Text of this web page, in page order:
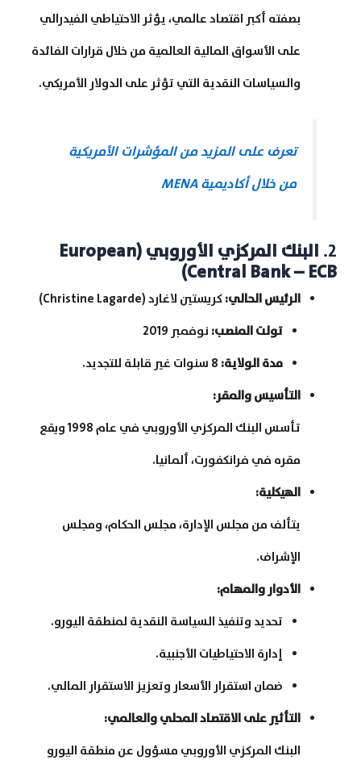
بصفته أكبر اقتصاد عالمي، يؤثر الاحتياطي الفيدرالي
على الأسواق المالية العالمية من خلال قرارات الفائدة
والسياسات النقدية التي تؤثر على الدولار الأمريكي.
تعرف على المزيد من المؤشرات الأمريكية
من خلال أكاديمية MENA
2. البنك المركزي الأوروبي (European
Central Bank – ECB)
الرئيس الحالي: كريستين لاغارد (Christine Lagarde)
تولت المنصب: نوفمبر 2019
مدة الولاية:
التأسيس والمقر:
تأسس البنك المركزي الأوروبي في عام 1998 ويقع
مقره في فرانكفورت، ألمانيا.
الهيكلية:
يتألف من مجلس الإدارة، مجلس الحكام، ومجلس
الإشراف.
الأدوار والمهام:
تحديد وتنفيذ السياسة النقدية لمنطقة اليورو.
إدارة الاحتياطيات الأجنبية.
ضمان استقرار الأسعار وتعزيز الاستقرار المالي.
التأثير على الاقتصاد المحلي والعالمي:
البنك المركزي الأوروبي مسؤول عن منطقة اليورو